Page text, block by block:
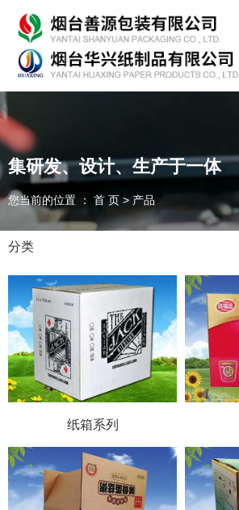
随时为客户提供各种纸箱、纸板
全国咨询热线：
135-7354-8183
152-7557-0890
集研发、设计、生产于一体
您当前的位置 ： 首 页 > 产品
分类
纸箱系列